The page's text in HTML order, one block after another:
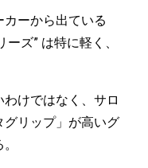
ーから出ている
ズ” は特に軽く、
けではなく、サロ
リップ」が高いグ